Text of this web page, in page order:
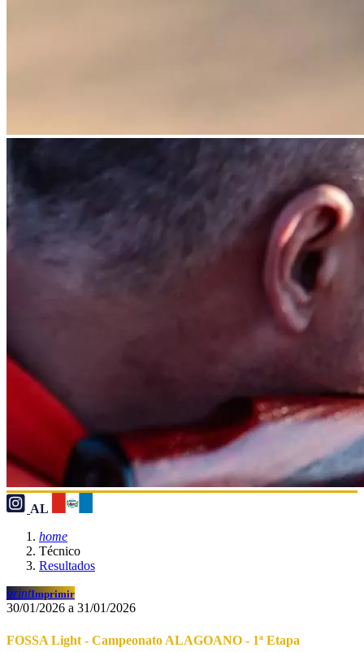
AL
home
Técnico
Resultados
printImprimir
30/01/2026 a 31/01/2026
FOSSA Light - Campeonato ALAGOANO - 1ª Etapa